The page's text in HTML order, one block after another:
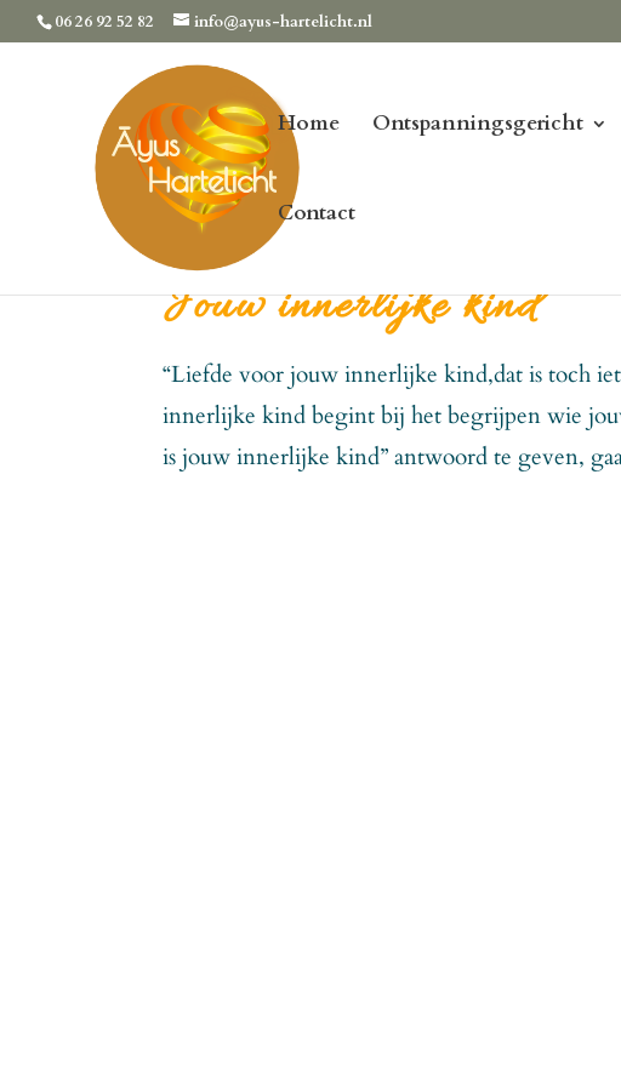
06 26 92 52 82 info@ayus-hartelicht.nl
Home Ontspanningsgericht
Contact
Jouw innerlijke kind
“Liefde voor jouw innerlijke kind,dat is toch
innerlijke kind begint bij het begrijpen wie
is jouw innerlijke kind” antwoord te geven,